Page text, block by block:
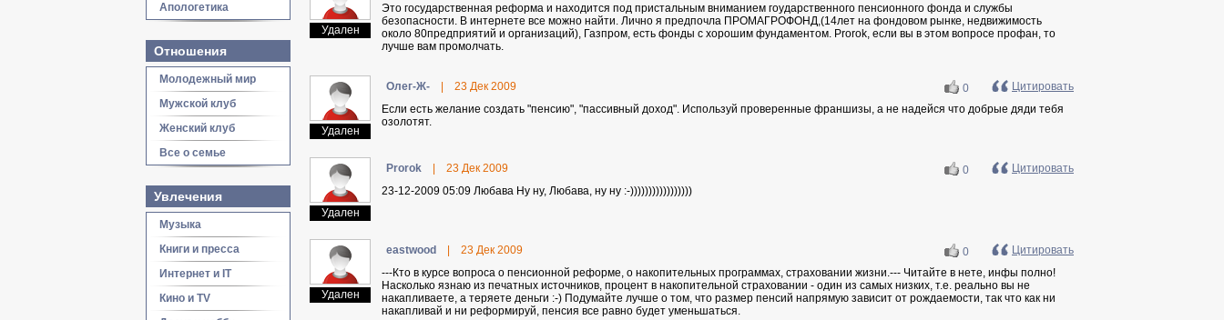
Апологетика
Отношения
Молодежный мир
Мужской клуб
Женский клуб
Все о семье
Увлечения
Музыка
Книги и пресса
Интернет и IT
Кино и TV
Удален
Это государственная реформа и находится под пристальным вниманием гоударственного пенсионного фонда и службы
безопасности. В интернете все можно найти. Лично я предпочла ПРОМАГРОФОНД,(14лет на фондовом рынке, недвижимость
около 80предприятий и организаций), Газпром, есть фонды с хорошим фундаментом. Prorok, если вы в этом вопросе профан, то
лучше вам промолчать.
Удален
Oлeг-Ж- 23 Дек 2009 0
Цитировать
Если есть желание создать "пенсию", "пассивный доход". Используй проверенные франшизы, а не надейся что добрые дяди тебя
озолотят.
Удален
Prorok 23 Дек 2009 0
Цитировать
23-12-2009 05:09 Любaвa Ну ну, Любава, ну ну :-)))))))))))))))))
Удален
eastwood 23 Дек 2009 0
Цитировать
---Кто в курсе вопроса о пенсионной реформе, о накопительных программах, страховании жизни.--- Читайте в нете, инфы полно!
Насколько язнаю из печатных источников, процент в накопительной страховании - один из самых низких, т.е. реально вы не
накапливаете, а теряете деньги :-) Подумайте лучше о том, что размер пенсий напрямую зависит от рождаемости, так что как ни
накапливай и ни реформируй, пенсия все равно будет уменьшаться.